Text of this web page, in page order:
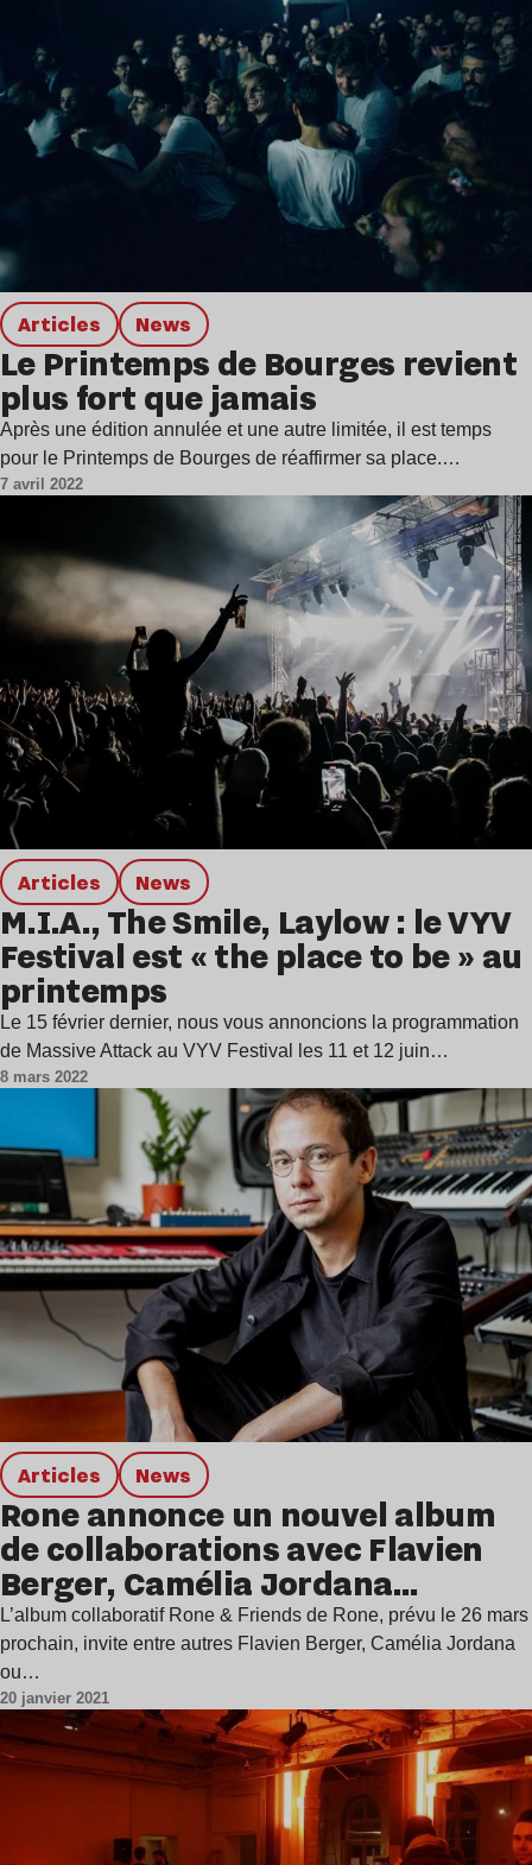
Articles news
Le Printemps de Bourges revient
plus fort que jamais
Après une édition annulée et une autre limitée, il est temps
pour le Printemps de Bourges de réaffirmer sa place.…
7 avril 2022
Articles news
M.I.A., The Smile, Laylow : le VYV
Festival est « the place to be » au
printemps
Le 15 février dernier, nous vous annoncions la programmation
de Massive Attack au VYV Festival les 11 et 12 juin…
8 mars 2022
Articles news
Rone annonce un nouvel album
de collaborations avec Flavien
Berger, Camélia Jordana…
L’album collaboratif Rone & Friends de Rone, prévu le 26 mars
prochain, invite entre autres Flavien Berger, Camélia Jordana
ou…
20 janvier 2021